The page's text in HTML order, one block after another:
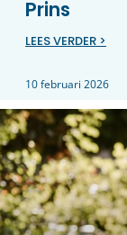
Prins
LEES VERDER >
10 februari 2026